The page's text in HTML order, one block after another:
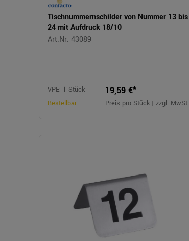
Tischnummernschilder von Nummer 13 bis
24 mit Aufdruck 18/10
Art.Nr. 43089
VPE: 1 Stück
Bestellbar
19,59 €*
Preis pro Stück | zzgl. MwSt.